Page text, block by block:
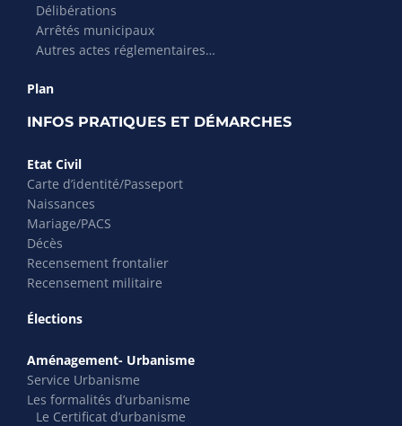
Délibérations
Arrêtés municipaux
Autres actes réglementaires…
Plan
INFOS PRATIQUES ET DÉMARCHES
Etat Civil
Carte d’identité/Passeport
Naissances
Mariage/PACS
Décès
Recensement frontalier
Recensement militaire
Élections
Aménagement- Urbanisme
Service Urbanisme
Les formalités d’urbanisme
Le Certificat d’urbanisme